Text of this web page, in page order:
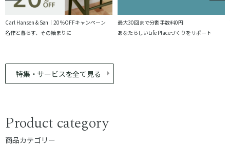
Carl Hansen & Søn｜20％OFFキャンペーン
名作と暮らす、その始まりに
最大30回まで分割手数料0円
あなたらしいLife Placeづくりをサポート
特集・サービスを全て見る
Product category
商品カテゴリー